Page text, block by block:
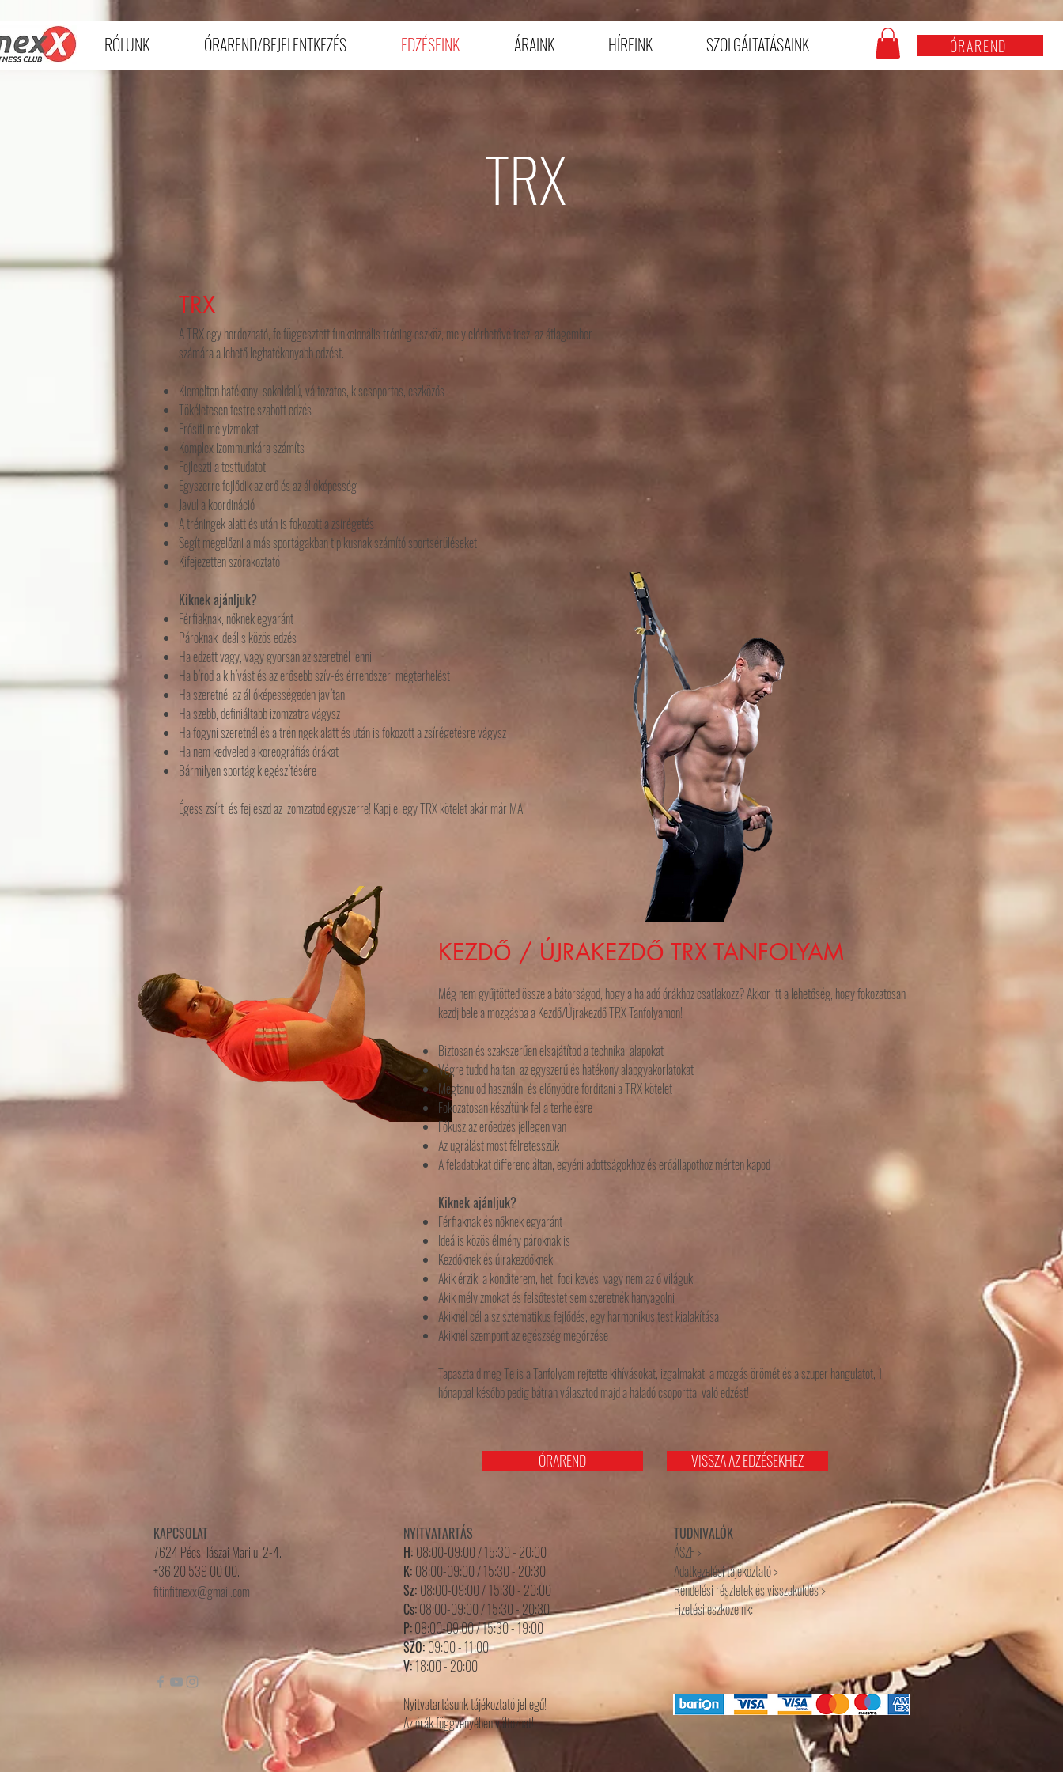
ÓRAREND
TRX
TRX
A TRX egy hordozható, felfüggesztett funkcionális tréning eszköz, mely elérhetővé teszi az átlagember
számára a lehető leghatékonyabb edzést.
Kiemelten hatékony, sokoldalú, változatos, kiscsoportos, eszközős
Tökéletesen testre szabott edzés
Erősíti mélyizmokat
Komplex izommunkára számíts
Fejleszti a testtudatot
Egyszerre fejlődik az erő és az állóképesség
Javul a koordináció
A tréningek alatt és után is fokozott a zsírégetés
Segít megelőzni a más sportágakban tipikusnak számító sportsérüléseket
Kifejezetten szórakoztató
Kiknek ajánljuk?
Férfiaknak, nőknek egyaránt
Pároknak ideális közös edzés
Ha edzett vagy, vagy gyorsan az szeretnél lenni
Ha bírod a kihívást és az erősebb szív-és érrendszeri megterhelést
Ha szeretnél az állóképességeden javítani
Ha szebb, definiáltabb izomzatra vágysz
Ha fogyni szeretnél és a tréningek alatt és után is fokozott a zsírégetésre vágysz
Ha nem kedveled a koreográfiás órákat
Bármilyen sportág kiegészítésére
Égess zsírt, és fejleszd az izomzatod egyszerre! Kapj el egy TRX kötelet akár már MA!
KEZDŐ / ÚJRAKEZDŐ TRX TANFOLYAM
Még nem gyűjtötted össze a bátorságod, hogy a haladó órákhoz csatlakozz? Akkor itt a lehetőség, hogy fokozatosan
kezdj bele a mozgásba a Kezdő/Újrakezdő TRX Tanfolyamon!
Biztosan és szakszerűen elsajátítod a technikai alapokat
Végre tudod hajtani az egyszerű és hatékony alapgyakorlatokat
Megtanulod használni és előnyödre fordítani a TRX kötelet
Fokozatosan készítünk fel a terhelésre
Fókusz az erőedzés jellegen van
Az ugrálást most félretesszük
A feladatokat differenciáltan, egyéni adottságokhoz és erőállapothoz mérten kapod
Kiknek ajánljuk?
Férfiaknak és nőknek egyaránt
Ideális közös élmény pároknak is
Kezdőknek és újrakezdőknek
Akik érzik, a konditerem, heti foci kevés, vagy nem az ő világuk
Akik mélyizmokat és felsőtestet sem szeretnék hanyagolni
Akiknél cél a szisztematikus fejlődés, egy harmonikus test kialakítása
Akiknél szempont az egészség megőrzése
Tapasztald meg Te is a Tanfolyam rejtette kihívásokat, izgalmakat, a mozgás örömét és a szuper hangulatot, 1
hónappal később pedig bátran választod majd a haladó csoporttal való edzést!
ÓRAREND VISSZA AZ EDZÉSEKHEZ
RÓLUNK ÓRAREND/BEJELENTKEZÉS EDZÉSEINK ÁRAINK HÍREINK SZOLGÁLTATÁSAINK
KAPCSOLAT
7624 Pécs, Jászai Mari u. 2-4.
+36 20 539 00 00.
fitinfitnexx@gmail.com
NYITVATARTÁS
H: 08:00-09:00 / 15:30 - 20:00
K: 08:00-09:00 / 15:30 - 20:30
Sz: 08:00-09:00 / 15:30 - 20:00
Cs:08:00-09:00 / 15:30 - 20:30
P:08:00-09:00 / 15:30 - 19:00
SZO:09:00 - 11:00
V:18:00 - 20:00
Nyitvatartásunk tájékoztató jellegű!
Az órák függvényében változhat!
TUDNIVALÓK
ÁSZF >
Adatkezelési tájékoztató >
Rendelési részletek és visszaküldés >
Fizetési eszközeink: